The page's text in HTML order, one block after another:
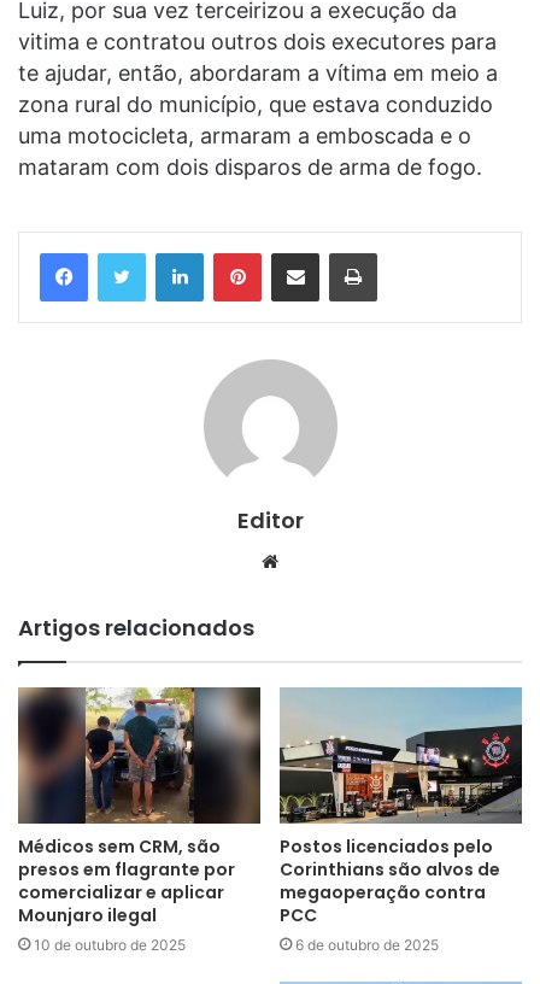
Luiz, por sua vez terceirizou a execução da
vitima e contratou outros dois executores para
te ajudar, então, abordaram a vítima em meio a
zona rural do município, que estava conduzido
uma motocicleta, armaram a emboscada e o
mataram com dois disparos de arma de fogo.
LinkedinPinterestCompartilhar via e-mail Imprimir
Editor
Website
Artigos relacionados
Médicos sem CRM, são
presos em flagrante por
comercializar e aplicar
Mounjaro ilegal
10 de outubro de 2025
Postos licenciados pelo
Corinthians são alvos de
megaoperação contra
PCC
6 de outubro de 2025